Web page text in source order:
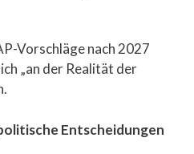
Vorschläge nach 2027
„an der Realität der
Entscheidungen